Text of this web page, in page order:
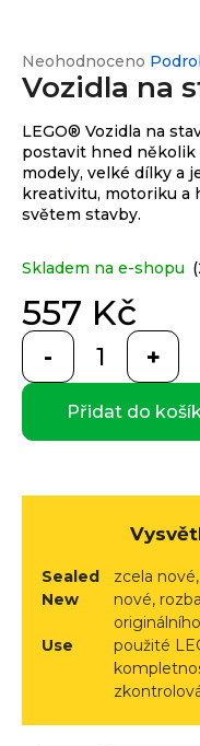
Custom
print
Měna
(CZK)
EUR
Průměrné
hodnocení
produktu
je
0,0
z
5
hvězdiček.
Neohodnoceno
Vozidla na
LEGO® Vozidla na
postavit hned
modely, velké dílky a
kreativitu, motoriku a
světem stavby.
Skladem na e-shopu
557 Kč
Měrná
cena:
Přidat do
Sealed
zcela
New
nové,
Use
použité
a
j
í
t
?
D
o
p
r
m